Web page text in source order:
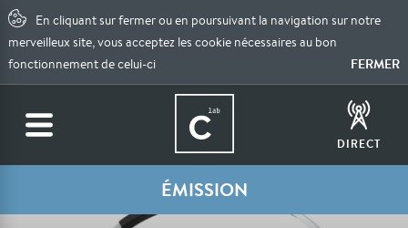
En cliquant sur fermer ou en poursuivant la navigation sur notre
merveilleux site, vous acceptez les cookie nécessaires au bon
fonctionnement de celui-ci
FERMER
DIRECT
ÉMISSION